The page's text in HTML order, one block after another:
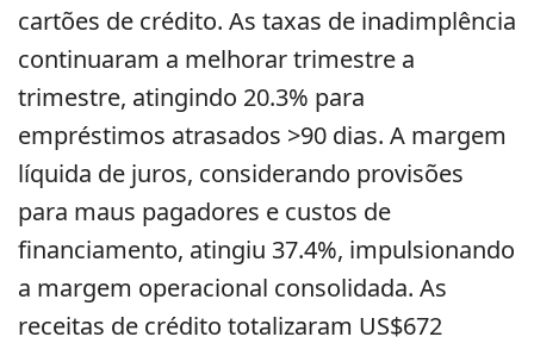
cartões de crédito. As taxas de inadimplência
continuaram a melhorar trimestre a
trimestre, atingindo 20.3% para
empréstimos atrasados >90 dias. A margem
líquida de juros, considerando provisões
para maus pagadores e custos de
financiamento, atingiu 37.4%, impulsionando
a margem operacional consolidada. As
receitas de crédito totalizaram US$672